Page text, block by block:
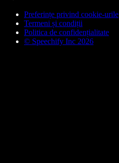
Preferințe privind cookie-urile
Termeni și condiții
Politica de confidențialitate
© Speechify Inc 2026